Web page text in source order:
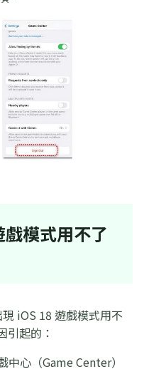
模式用不了
iOS 18 遊戲模式用不
引起的：
心（Game Center）